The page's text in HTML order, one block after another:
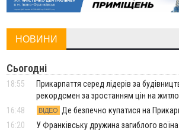
НОВИНИ
Сьогодні
18:55
Прикарпаття серед лідерів за
рекордсмен за зростанням цін на житло
16:48
ВІДЕО
Де безпечно купатися на
16:20
У Франківську дружина загиблого